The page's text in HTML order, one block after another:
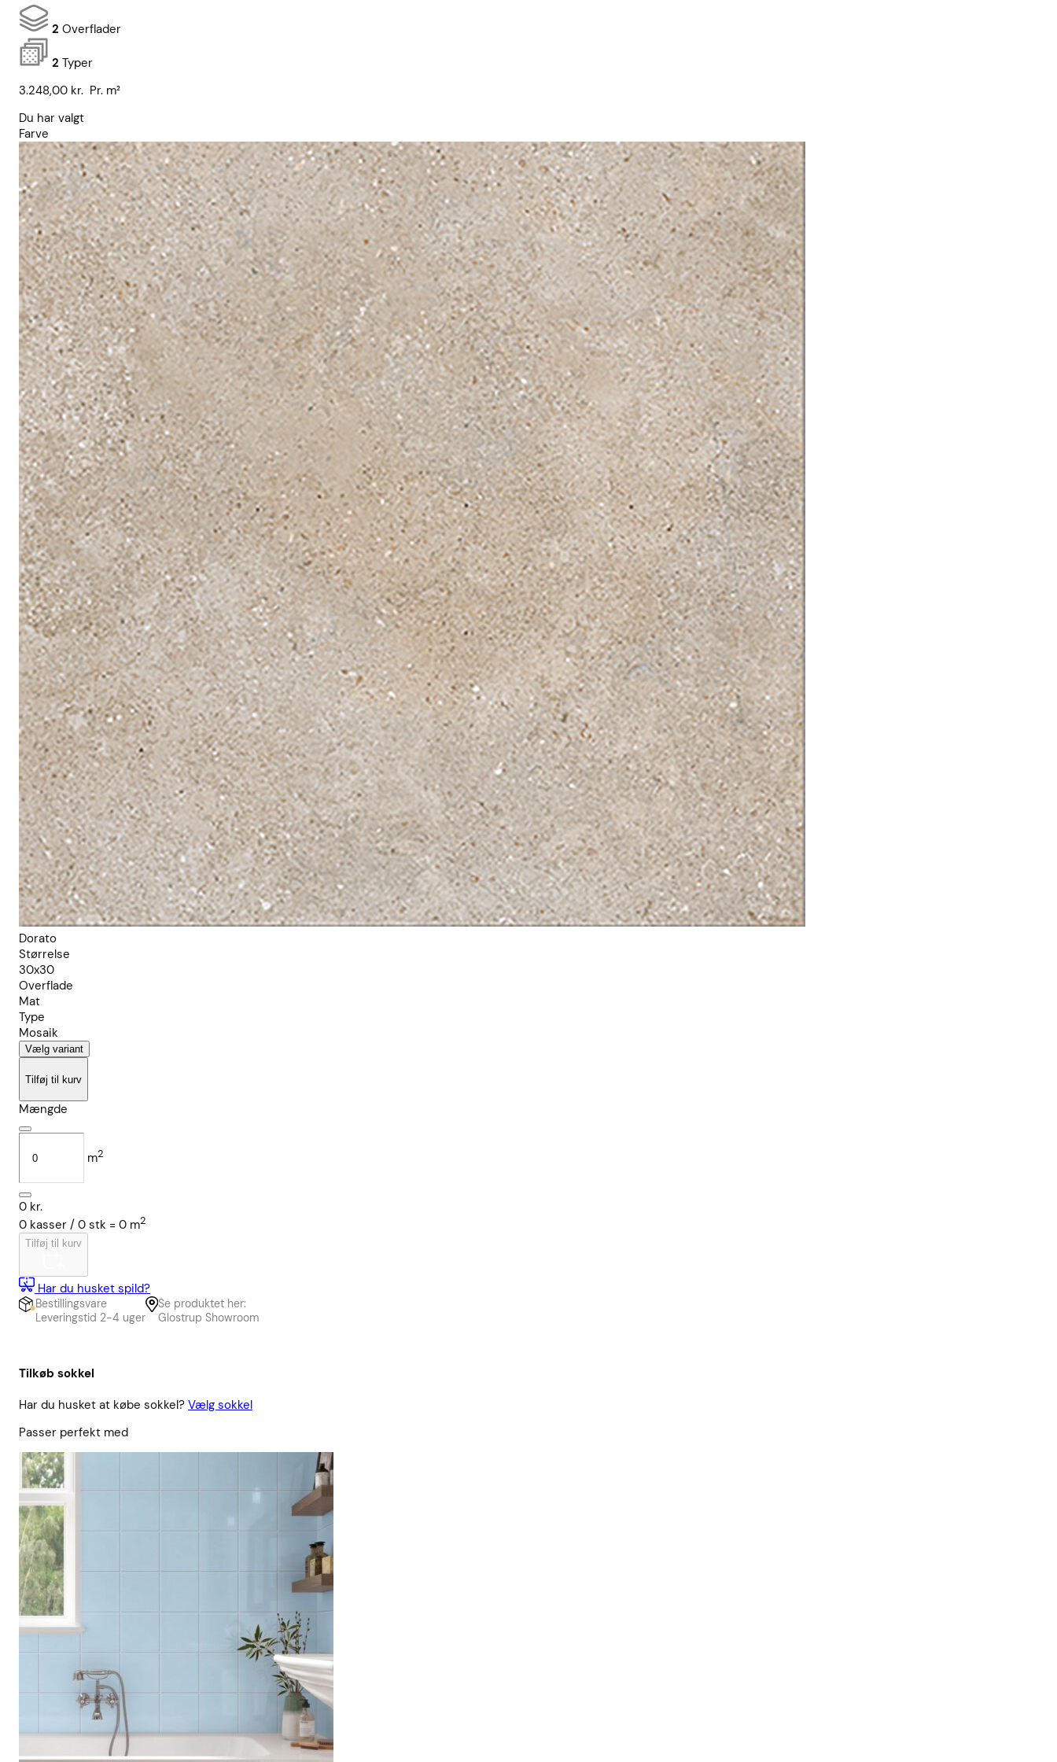
2 Overflader
2 Typer
3.248,00 kr. Pr. m²
Du har valgt
Farve
Dorato
Størrelse
30x30
Overflade
Mat
Type
Mosaik
Vælg variant
Tilføj til kurv
Mængde
m2
0 kr.
0 kasser / 0 stk = 0 m2
Tilføj til kurv
Har du husket spild?
Bestillingsvare
Leveringstid 2-4 uger
Se produktet her:
Glostrup Showroom
Tilkøb sokkel
Har du husket at købe sokkel? Vælg sokkel
Passer perfekt med